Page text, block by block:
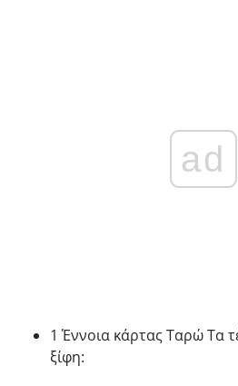
ad
1 Έννοια κάρτας Ταρώ Τα
ξίφη: